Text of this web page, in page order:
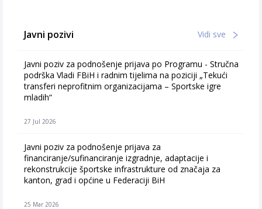
Javni pozivi Vidi sve
Javni poziv za podnošenje prijava po Programu - Stručna
podrška Vladi FBiH i radnim tijelima na poziciji „Tekući
transferi neprofitnim organizacijama – Sportske igre
mladih“
27 Jul 2026
Javni poziv za podnošenje prijava za
financiranje/sufinanciranje izgradnje, adaptacije i
rekonstrukcije športske infrastrukture od značaja za
kanton, grad i općine u Federaciji BiH
25 Mar 2026